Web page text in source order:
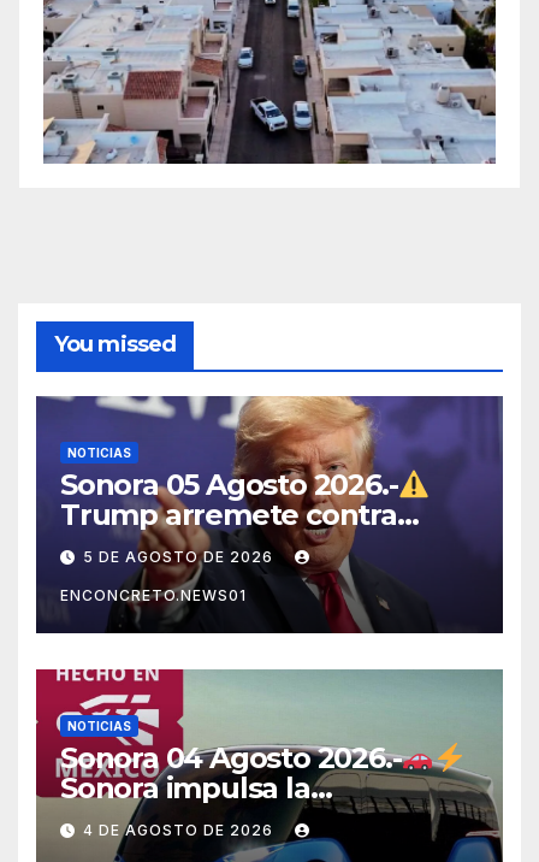
You missed
NOTICIAS
Sonora 05 Agosto 2026.-
Trump arremete contra
México, Canadá y otras
potencias por supuestos
abusos comerciales
5 DE AGOSTO DE 2026
ENCONCRETO.NEWS01
NOTICIAS
Sonora 04 Agosto 2026.-
Sonora impulsa la
electromovilidad con
«Beyond», un vehículo
4 DE AGOSTO DE 2026